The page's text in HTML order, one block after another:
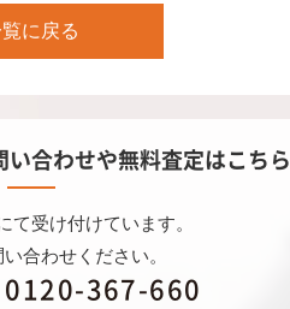
に戻る
合わせや無料査定はこちら
て受け付けています。
合わせください。
0120-367-660